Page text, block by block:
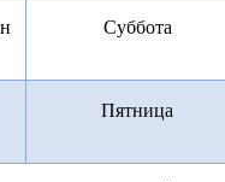
Суббота
Пятница